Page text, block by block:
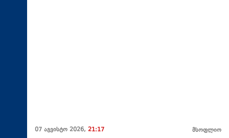
07 აგვისტო 2026, 21:17 მსოფლიო